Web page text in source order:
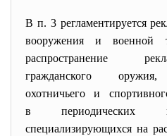
В п. 3 регламентируется
вооружения и военной
распространение
гражданского
охотничьего и
в периодических
специализирующихся на